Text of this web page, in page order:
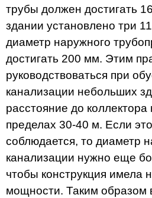
трубы должен достигать
здании установлено три
диаметр наружного
достигать 200 мм. Этим
руководствоваться при
канализации небольших
расстояние до коллектора
пределах 30-40 м. Если
соблюдается, то диаметр
канализации нужно еще
чтобы конструкция имела
мощности. Таким образом